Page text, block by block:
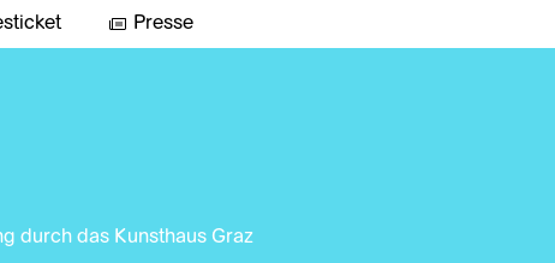
Presse
durch das Kunsthaus Graz